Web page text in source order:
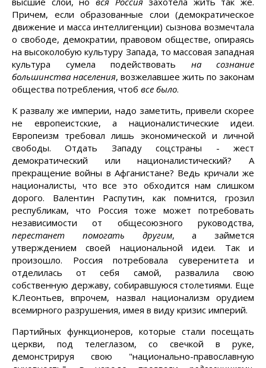
Причем, если образованные слои (демократическое
движение и масса интеллигенции) сызнова возмечтала
о свободе, демократии, правовом обществе, опираясь
на высоколобую культуру Запада, то массовая западная
культура сумела подействовать на сознание
большинства населения, возжелавшее жить по законам
общества потребления, чтоб все было.
К развалу же империи, надо заметить, привели скорее
не европеистские, а националистические идеи.
Европеизм требовал лишь экономической и личной
свободы. Отдать Западу соцстраны - жест
демократический или националистический? А
прекращение войны в Афганистане? Ведь кричали же
националисты, что все это обходится нам слишком
дорого. Валентин Распутин, как помнится, грозил
республикам, что Россия тоже может потребовать
независимости от общесоюзного руководства,
перестанет помогать другим, а займется
утверждением своей национальной идеи. Так и
произошло. Россия потребовала суверенитета и
отделилась от себя самой, развалила свою
собственную державу, собиравшуюся столетиями. Еще
К.Леонтьев, впрочем, назвал национализм орудием
всемирного разрушения, имея в виду кризис империй.
Партийных функционеров, которые стали посещать
церкви, под телеглазом, со свечкой в руке,
демонстрируя свою "национально-православную